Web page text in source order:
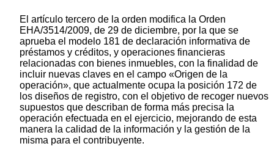
El artículo tercero de la orden modifica la Orden
EHA/3514/2009, de 29 de diciembre, por la que se
aprueba el modelo 181 de declaración informativa de
préstamos y créditos, y operaciones financieras
relacionadas con bienes inmuebles, con la finalidad de
incluir nuevas claves en el campo «Origen de la
operación», que actualmente ocupa la posición 172 de
los diseños de registro, con el objetivo de recoger nuevos
supuestos que describan de forma más precisa la
operación efectuada en el ejercicio, mejorando de esta
manera la calidad de la información y la gestión de la
misma para el contribuyente.